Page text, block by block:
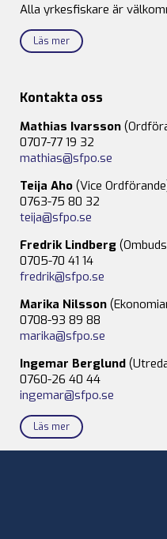
Alla yrkesfiskare är
Läs mer
Kontakta oss
Mathias Ivarsson
0707-77 19 32
mathias@sfpo.se
Teija Aho (Vice
0763-75 80 32
teija@sfpo.se
Fredrik Lindberg
0705-70 41 14
fredrik@sfpo.se
Marika Nilsson
0708-93 89 88
marika@sfpo.se
Ingemar Berglund
0760-26 40 44
ingemar@sfpo.se
Läs mer